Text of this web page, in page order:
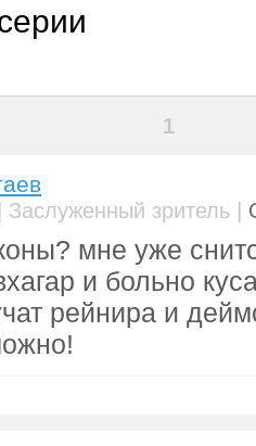
1
| Заслуженный зритель |
мне уже
и больно
рейнира и